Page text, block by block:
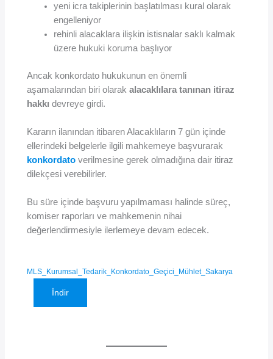
yeni icra takiplerinin başlatılması kural olarak
engelleniyor
rehinli alacaklara ilişkin istisnalar saklı kalmak
üzere hukuki koruma başlıyor
Ancak konkordato hukukunun en önemli
aşamalarından biri olarakalacaklılara tanınan itiraz
hakkı devreye girdi.
Kararın ilanından itibaren Alacaklıların 7 gün içinde
ellerindeki belgelerle ilgili mahkemeye başvurarak
konkordatoverilmesine gerek olmadığına dair itiraz
dilekçesi verebilirler.
Bu süre içinde başvuru yapılmaması halinde süreç,
komiser raporları ve mahkemenin nihai
değerlendirmesiyle ilerlemeye devam edecek.
MLS_Kurumsal_Tedarik_Konkordato_Geçici_Mühlet_Sakarya
İndir